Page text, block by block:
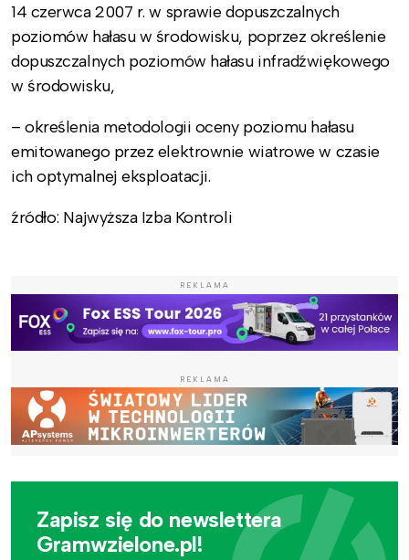
14 czerwca 2007 r. w sprawie dopuszczalnych
poziomów hałasu w środowisku, poprzez określenie
dopuszczalnych poziomów hałasu infradźwiękowego
w środowisku,
– określenia metodologii oceny poziomu hałasu
emitowanego przez elektrownie wiatrowe w czasie
ich optymalnej eksploatacji.
źródło: Najwyższa Izba Kontroli
REKLAMA
REKLAMA
Zapisz się do newslettera
Gramwzielone.pl!